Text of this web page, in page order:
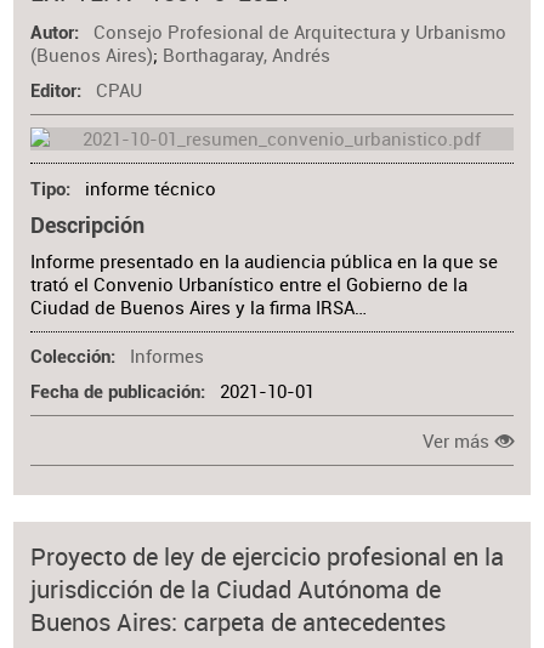
Autor
Consejo Profesional de Arquitectura y Urbanismo
(Buenos Aires); Borthagaray, Andrés
Editor CPAU
Tipo informe técnico
Descripción
Informe presentado en la audiencia pública en la que se
trató el Convenio Urbanístico entre el Gobierno de la
Ciudad de Buenos Aires y la firma IRSA…
Colección Informes
Fecha de publicación 2021-10-01
Ver más
Proyecto de ley de ejercicio profesional en la
jurisdicción de la Ciudad Autónoma de
Buenos Aires: carpeta de antecedentes